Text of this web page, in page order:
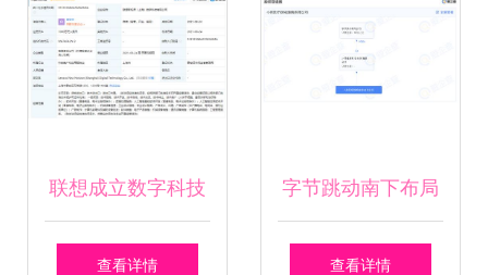
联想成立数字科技
新公司，布局人工
查看详情
字节跳动南下布局
海南成立医疗器械
查看详情